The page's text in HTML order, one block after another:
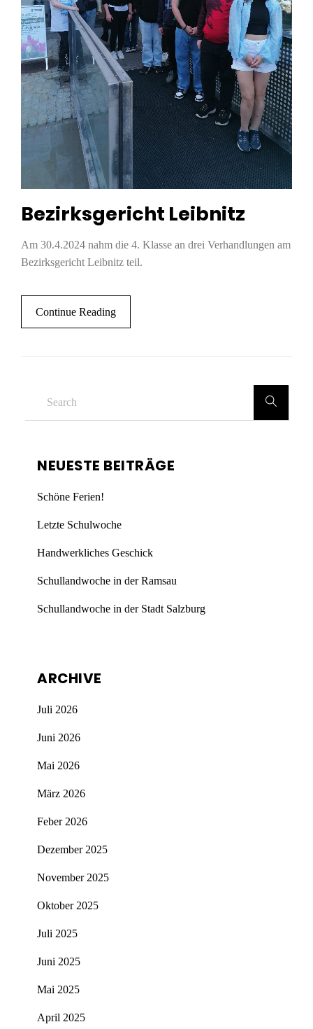
Bezirksgericht Leibnitz
Am 30.4.2024 nahm die 4. Klasse an drei Verhandlungen am
Bezirksgericht Leibnitz teil.
Continue Reading
NEUESTE BEITRÄGE
Schöne Ferien!
Letzte Schulwoche
Handwerkliches Geschick
Schullandwoche in der Ramsau
Schullandwoche in der Stadt Salzburg
ARCHIVE
Juli 2026
Juni 2026
Mai 2026
März 2026
Feber 2026
Dezember 2025
November 2025
Oktober 2025
Juli 2025
Juni 2025
Mai 2025
April 2025